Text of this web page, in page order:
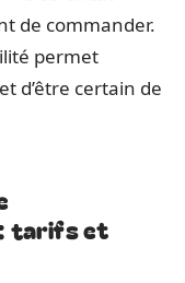
de commander.
permet
d’être certain de
: tarifs et